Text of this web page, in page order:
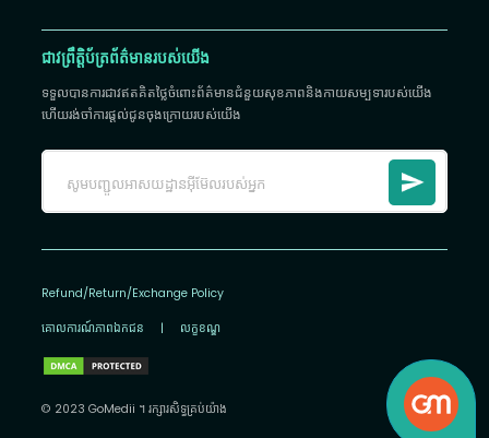
ជាវព្រឹត្តិប័ត្រព័ត៌មានរបស់យើង
ទទួលបានការជាវឥតគិតថ្លៃចំពោះព័ត៌មានជំនួយសុខភាពនិងកាយសម្បទារបស់យើង
ហើយរង់ចាំការផ្តល់ជូនចុងក្រោយរបស់យើង
Refund/Return/Exchange Policy
គោលការណ៍​ភាព​ឯកជន | លក្ខខណ្ឌ
© 2023 GoMedii ។ រក្សា​រ​សិទ្ធ​គ្រប់យ៉ាង